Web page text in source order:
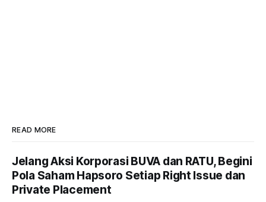
READ MORE
Jelang Aksi Korporasi BUVA dan RATU, Begini
Pola Saham Hapsoro Setiap Right Issue dan
Private Placement